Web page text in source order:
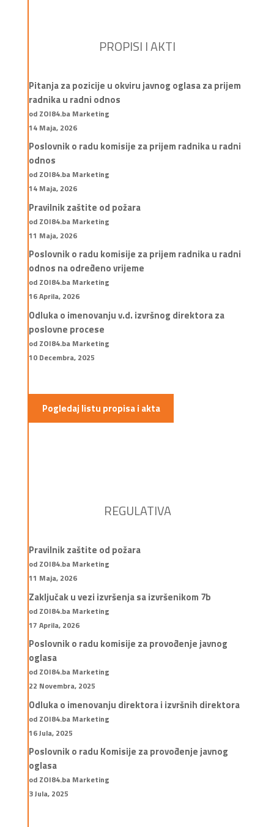
PROPISI I AKTI
Pitanja za pozicije u okviru javnog oglasa za prijem
radnika u radni odnos
od ZOI84.ba Marketing
14 Maja, 2026
Poslovnik o radu komisije za prijem radnika u radni
odnos
od ZOI84.ba Marketing
14 Maja, 2026
Pravilnik zaštite od požara
od ZOI84.ba Marketing
11 Maja, 2026
Poslovnik o radu komisije za prijem radnika u radni
odnos na određeno vrijeme
od ZOI84.ba Marketing
16 Aprila, 2026
Odluka o imenovanju v.d. izvršnog direktora za
poslovne procese
od ZOI84.ba Marketing
10 Decembra, 2025
Pogledaj listu propisa i akta
REGULATIVA
Pravilnik zaštite od požara
od ZOI84.ba Marketing
11 Maja, 2026
Zaključak u vezi izvršenja sa izvršenikom 7b
od ZOI84.ba Marketing
17 Aprila, 2026
Poslovnik o radu komisije za provođenje javnog
oglasa
od ZOI84.ba Marketing
22 Novembra, 2025
Odluka o imenovanju direktora i izvršnih direktora
od ZOI84.ba Marketing
16 Jula, 2025
Poslovnik o radu Komisije za provođenje javnog
oglasa
od ZOI84.ba Marketing
3 Jula, 2025